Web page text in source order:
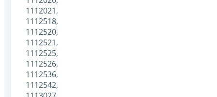
1112021,
1112518,
1112520,
1112521,
1112525,
1112526,
1112536,
1112542,